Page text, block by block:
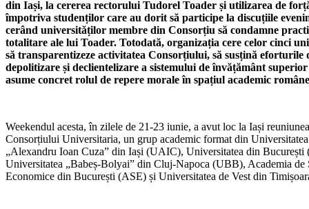
din Iași, la cererea rectorului Tudorel Toader și utilizarea de
împotriva studenților care au dorit să participe la discuțiile
cerând universităților membre din Consorțiu să condamne
totalitare ale lui Toader. Totodată, organizația cere celor cinci
să transparentizeze activitatea Consorțiului, să susțină eforturile
depolitizare și declientelizare a sistemului de învățământ superior
asume concret rolul de repere morale în spațiul academic
Weekendul acesta, în zilele de 21-23 iunie, a avut loc la Iași reuniunea
Consorțiului Universitaria, un grup academic format din Universitatea
„Alexandru Ioan Cuza” din Iași (UAIC), Universitatea din București
Universitatea „Babeș-Bolyai” din Cluj-Napoca (UBB), Academia de
Economice din București (ASE) și Universitatea de Vest din